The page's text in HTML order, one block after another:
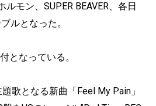
モン、SUPER BEAVER、各日
ルとなった。
となっている。
歌となる新曲「Feel My Pain」